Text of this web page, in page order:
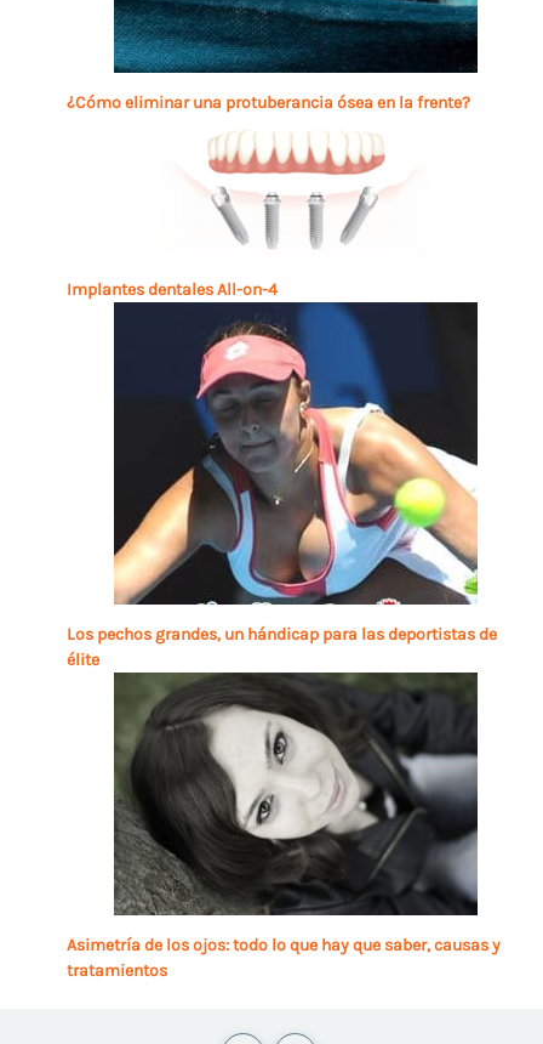
¿Cómo eliminar una protuberancia ósea en la frente?
Implantes dentales All-on-4
Los pechos grandes, un hándicap para las deportistas de
élite
Asimetría de los ojos: todo lo que hay que saber, causas y
tratamientos